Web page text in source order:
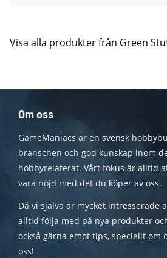
Visa alla produkter från Green
Om oss
GameManiacs är en svensk
branschen och god kunskap inom
hobbyrelaterat. Vårt fokus är alltid
vara nöjd med det du köper av oss.
Då vi själva är mycket intresserade
alltid följa med på nya produkter
också gärna emot tips, speciellt om
oss!